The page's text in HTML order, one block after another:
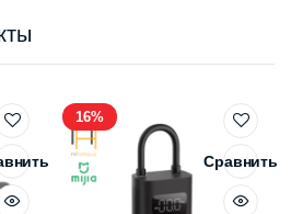
16%
Сравнить